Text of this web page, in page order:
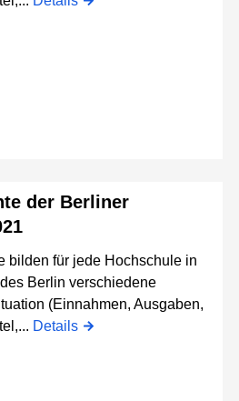
der Berliner
bilden für jede Hochschule in
Berlin verschiedene
(Einnahmen, Ausgaben,
Details